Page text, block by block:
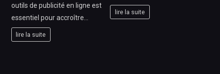
outils de publicité en ligne est
essentiel pour accroître…
lire la suite
lire la suite